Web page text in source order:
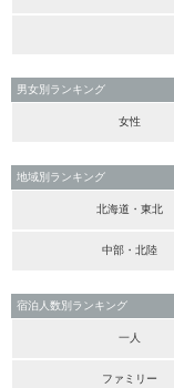
男女別ランキング
女性
地域別ランキング
北海道・東北
中部・北陸
宿泊人数別ランキング
一人
ファミリー